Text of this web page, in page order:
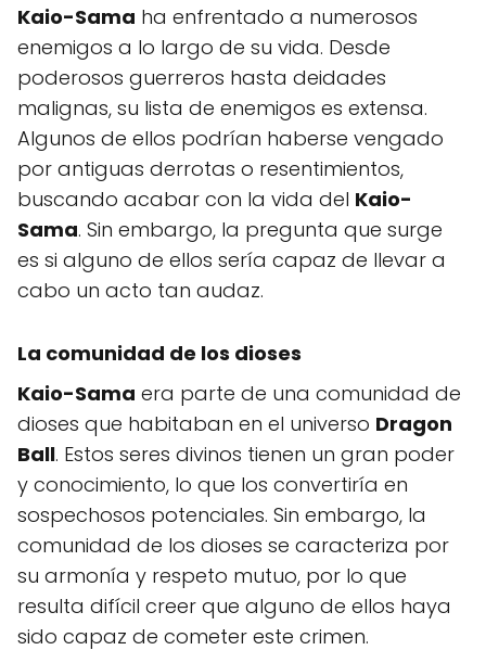
Kaio-Sama ha enfrentado a numerosos
enemigos a lo largo de su vida. Desde
poderosos guerreros hasta deidades
malignas, su lista de enemigos es extensa.
Algunos de ellos podrían haberse vengado
por antiguas derrotas o resentimientos,
buscando acabar con la vida del Kaio-
Sama. Sin embargo, la pregunta que surge
es si alguno de ellos sería capaz de llevar a
cabo un acto tan audaz.
La comunidad de los dioses
Kaio-Sama era parte de una comunidad de
dioses que habitaban en el universo Dragon
Ball. Estos seres divinos tienen un gran poder
y conocimiento, lo que los convertiría en
sospechosos potenciales. Sin embargo, la
comunidad de los dioses se caracteriza por
su armonía y respeto mutuo, por lo que
resulta difícil creer que alguno de ellos haya
sido capaz de cometer este crimen.